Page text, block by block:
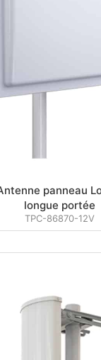
panneau
longue portée
TPC-86870-12V